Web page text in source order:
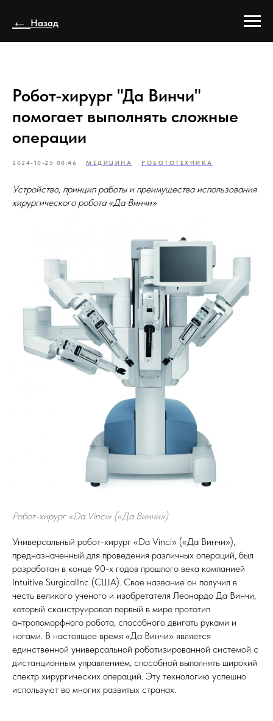
← Назад
Робот-хирург "Да Винчи"
помогает выполнять сложные
операции
2024-10-25 00:46 МЕДИЦИНА РОБОТОТЕХНИКА
Устройство, принцип работы и преимущества использования
хирургического робота «Да Винчи»
Робот-хирург «Da Vinci» («Да Винчи»)
Универсальный робот-хирург «Da Vinci» («Да Винчи»),
предназначенный для проведения различных операций, был
разработан в конце 90-х годов прошлого века компанией
Intuitive SurgicalInc (США). Свое название он получил в
честь великого ученого и изобретателя Леонардо Да Винчи,
который сконструировал первый в мире прототип
антропоморфного робота, способного двигать руками и
ногами. В настоящее время «Да Винчи» является
единственной универсальной роботизированной системой с
дистанционным управлением, способной выполнять широкий
спектр хирургических операций. Эту технологию успешно
используют во многих развитых странах.